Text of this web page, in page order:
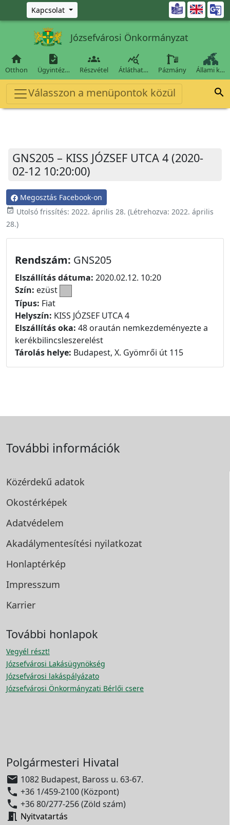
Ugrás a fő tartalomra
Kapcsolat 
Józsefvárosi Önkormányzat

Otthon

Ügyintéz…

Részvétel

Átláthat… Pázmány Állami k…
Válasszon a menüpontok közül 
GNS205 – KISS JÓZSEF UTCA 4 (2020-
02-12 10:20:00)
Megosztás Facebook-on
event_available Utolsó frissítés: 2022. április 28. (Létrehozva: 2022. április
28.)
Rendszám: GNS205
Elszállítás dátuma: 2020.02.12. 10:20
Szín: ezüst
Típus: Fiat
Helyszín: KISS JÓZSEF UTCA 4
Elszállítás oka: 48 oraután nemkezdeményezte a
kerékbilincsleszerelést
Tárolás helye: Budapest, X. Gyömrői út 115
További információk
Közérdekű adatok
Okostérképek
Adatvédelem
Akadálymentesítési nyilatkozat
Honlaptérkép
Impresszum
Karrier
További honlapok
Vegyél részt!
Józsefvárosi Lakásügynökség
Józsefvárosi lakáspályázato
Józsefvárosi Önkormányzati Bérlői csere
Polgármesteri Hivatal
 1082 Budapest, Baross u. 63-67.
 +36 1/459-2100 (Központ)
 +36 80/277-256 (Zöld szám)
 Nyitvatartás